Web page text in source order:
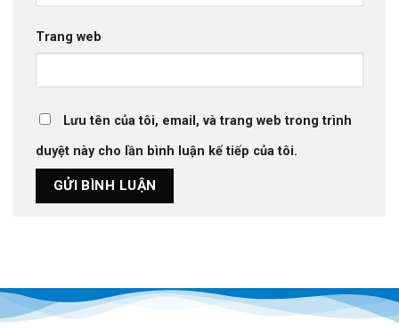
Trang web
Lưu tên của tôi, email, và trang web trong trình
duyệt này cho lần bình luận kế tiếp của tôi.